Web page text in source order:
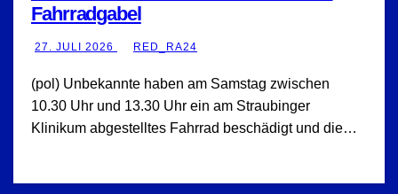
Fahrradgabel
27. JULI 2026 RED_RA24
(pol) Unbekannte haben am Samstag zwischen
10.30 Uhr und 13.30 Uhr ein am Straubinger
Klinikum abgestelltes Fahrrad beschädigt und die…